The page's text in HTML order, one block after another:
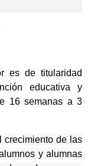
es de titularidad
educativa y
16 semanas a 3
crecimiento de las
y alumnas